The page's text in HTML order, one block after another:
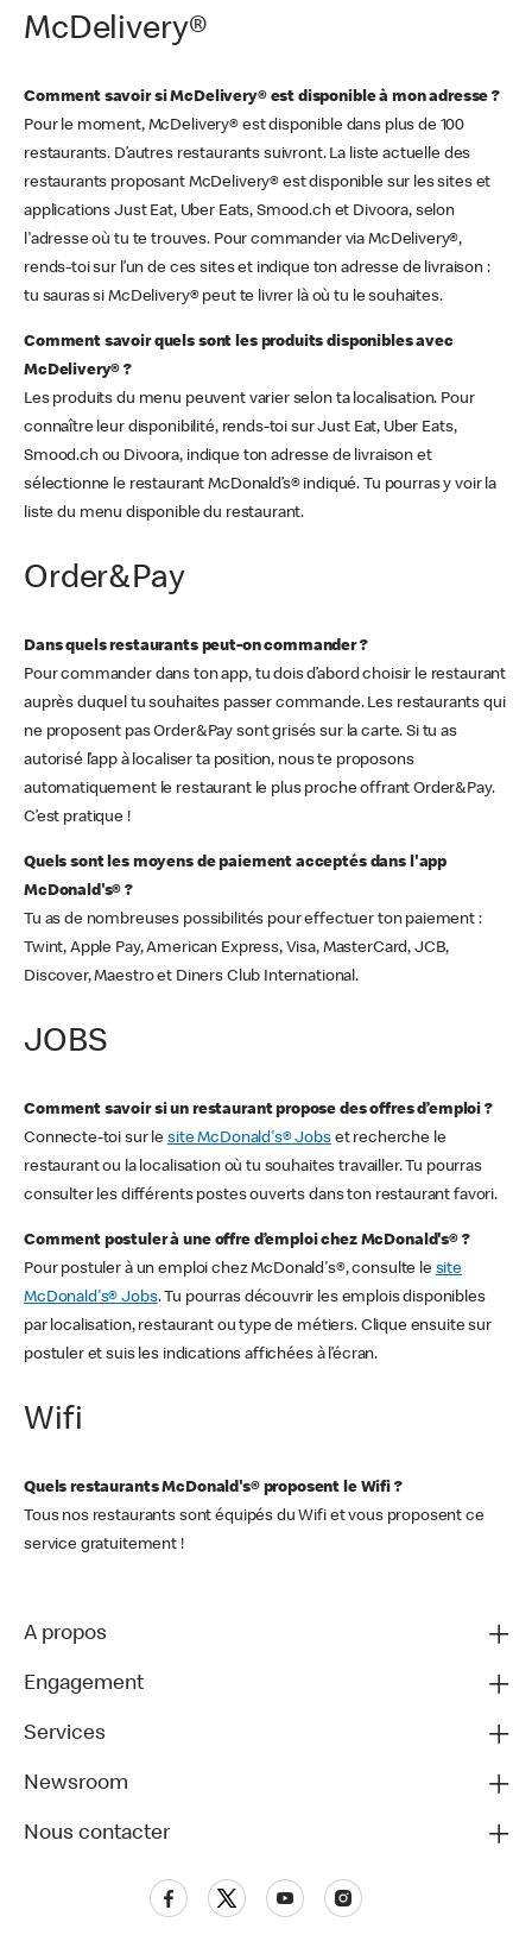
McDelivery®
Comment savoir si McDelivery® est disponible à mon adresse ?
Pour le moment, McDelivery® est disponible dans plus de 100
restaurants. D’autres restaurants suivront. La liste actuelle des
restaurants proposant McDelivery® est disponible sur les sites et
applications Just Eat, Uber Eats, Smood.ch et Divoora, selon
l'adresse où tu te trouves. Pour commander via McDelivery®,
rends-toi sur l’un de ces sites et indique ton adresse de livraison :
tu sauras si McDelivery® peut te livrer là où tu le souhaites.
Comment savoir quels sont les produits disponibles avec
McDelivery® ?
Les produits du menu peuvent varier selon ta localisation. Pour
connaître leur disponibilité, rends-toi sur Just Eat, Uber Eats,
Smood.ch ou Divoora, indique ton adresse de livraison et
sélectionne le restaurant McDonald’s® indiqué. Tu pourras y voir la
liste du menu disponible du restaurant.
Order&Pay
Dans quels restaurants peut-on commander ?
Pour commander dans ton app, tu dois d’abord choisir le restaurant
auprès duquel tu souhaites passer commande. Les restaurants qui
ne proposent pas Order&Pay sont grisés sur la carte. Si tu as
autorisé l’app à localiser ta position, nous te proposons
automatiquement le restaurant le plus proche offrant Order&Pay.
C’est pratique !
Quels sont les moyens de paiement acceptés dans l'app
McDonald's® ?
Tu as de nombreuses possibilités pour effectuer ton paiement :
Twint, Apple Pay, American Express, Visa, MasterCard, JCB,
Discover, Maestro et Diners Club International.
JOBS
Comment savoir si un restaurant propose des offres d’emploi ?
Connecte-toi sur le site McDonald's® Jobset recherche le
restaurant ou la localisation où tu souhaites travailler. Tu pourras
consulter les différents postes ouverts dans ton restaurant favori.
Comment postuler à une offre d’emploi chez McDonald's® ?
Pour postuler à un emploi chez McDonald's®, consulte le site
McDonald's® Jobs. Tu pourras découvrir les emplois disponibles
par localisation, restaurant ou type de métiers. Clique ensuite sur
postuler et suis les indications affichées à l’écran.
Wifi
Quels restaurants McDonald's® proposent le Wifi ?
Tous nos restaurants sont équipés du Wifi et vous proposent ce
service gratuitement !
A propos
Engagement
Services
Newsroom
Nous contacter